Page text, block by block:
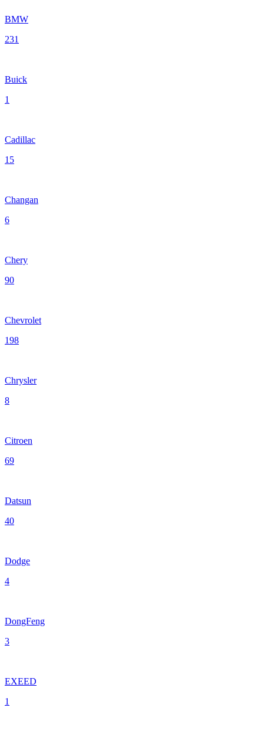
BMW
231
Buick
1
Cadillac
15
Changan
6
Chery
90
Chevrolet
198
Chrysler
8
Citroen
69
Datsun
40
Dodge
4
DongFeng
3
EXEED
1